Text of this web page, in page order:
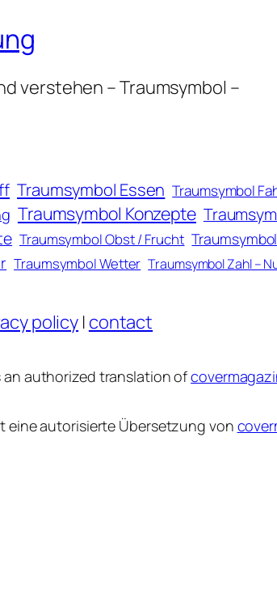
verstehen – Traumsymbol –
Traumsymbol Essen Traumsymbol
Traumsymbol Konzepte
Traumsymbol Obst / Frucht
Traumsymbol Wetter Traumsymbol Zahl –
policy| contact
an authorized translation of
eine autorisierte Übersetzung von